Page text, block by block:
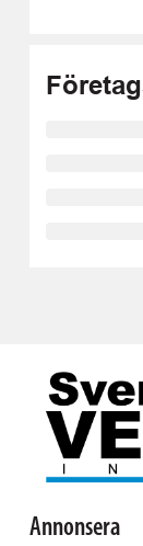
Annonsera